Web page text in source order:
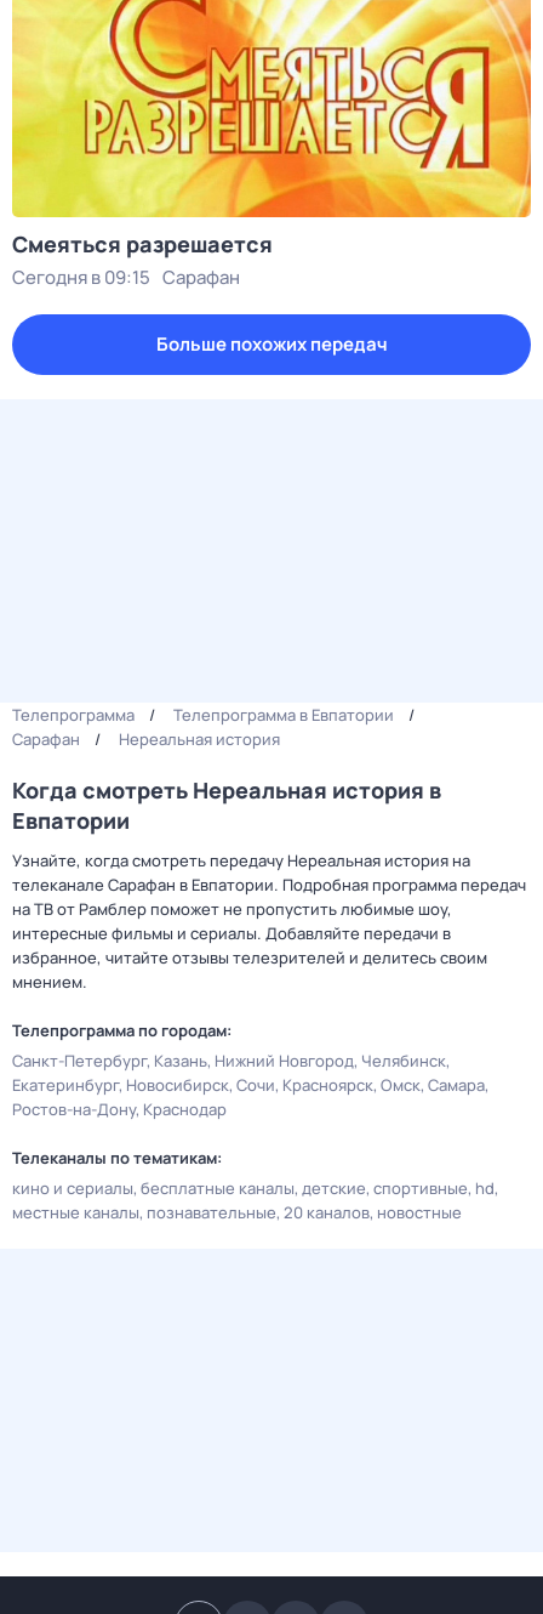
Смеяться разрешается
Сегодня в 09:15 Сарафан
Больше похожих передач
Телепрограмма
Телепрограмма в Евпатории
Сарафан
Нереальная история
Когда смотреть Нереальная история в
Евпатории
Узнайте, когда смотреть передачу Нереальная история на
телеканале Сарафан в Евпатории. Подробная программа передач
на ТВ от Рамблер поможет не пропустить любимые шоу,
интересные фильмы и сериалы. Добавляйте передачи в
избранное, читайте отзывы телезрителей и делитесь своим
мнением.
Телепрограмма по городам:
Санкт-Петербург Казань Нижний Новгород Челябинск
Екатеринбург Новосибирск Сочи Красноярск Омск Самара
Ростов-на-Дону Краснодар
Телеканалы по тематикам:
кино и сериалы бесплатные каналы детские спортивные hd
местные каналы познавательные 20 каналов новостные